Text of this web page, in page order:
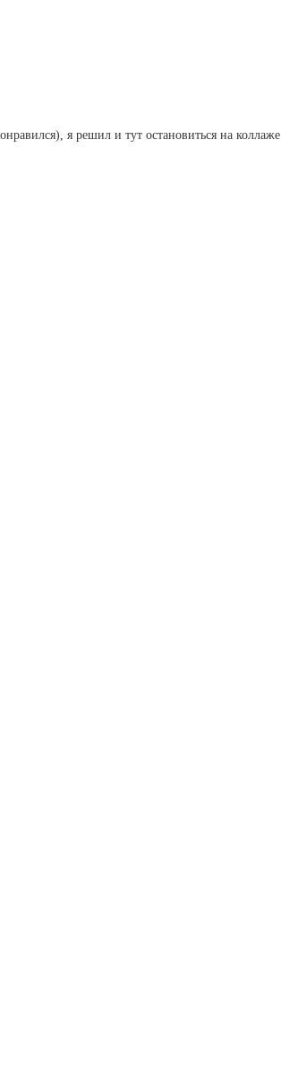
я решил и тут остановиться на коллаже